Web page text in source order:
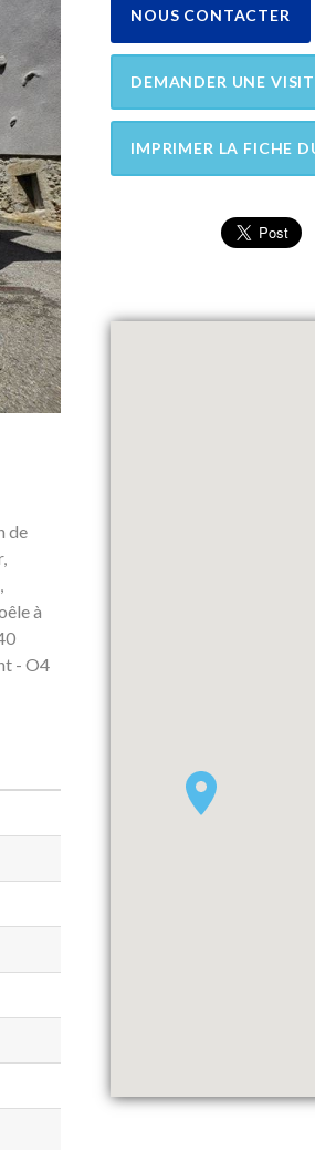
de
à
- O4
NOUS CONTACTER
DEMANDER UNE
IMPRIMER LA FICHE